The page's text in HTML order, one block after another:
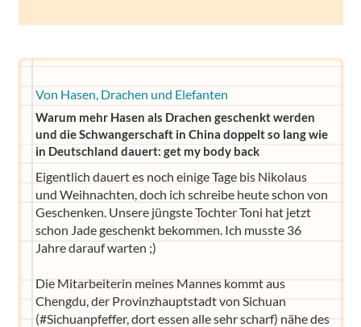
Von Hasen, Drachen und Elefanten
Warum mehr Hasen als Drachen geschenkt werden
und die Schwangerschaft in China doppelt so lang wie
in Deutschland dauert: get my body back
Eigentlich dauert es noch einige Tage bis Nikolaus
und Weihnachten, doch ich schreibe heute schon von
Geschenken. Unsere jüngste Tochter Toni hat jetzt
schon Jade geschenkt bekommen. Ich musste 36
Jahre darauf warten ;)
Die Mitarbeiterin meines Mannes kommt aus
Chengdu, der Provinzhauptstadt von Sichuan
(#Sichuanpfeffer, dort essen alle sehr scharf) nähe des